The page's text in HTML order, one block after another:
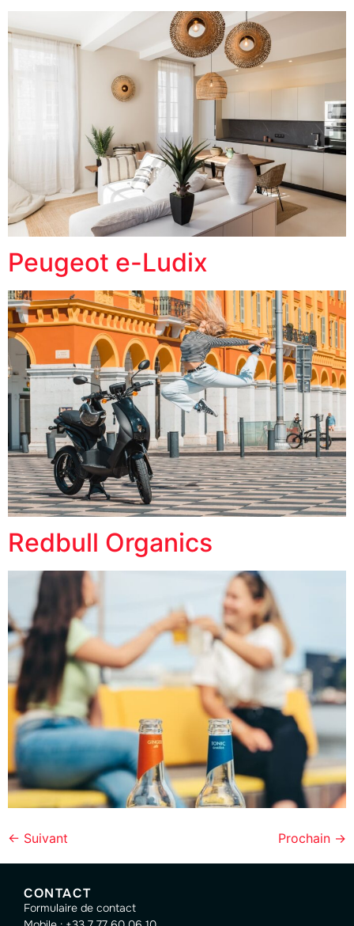
Peugeot e-Ludix
Redbull Organics
← Suivant Prochain →
CONTACT
Formulaire de contact